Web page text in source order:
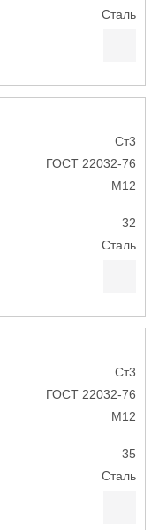
Сталь
Ст3
ГОСТ 22032-76
М12
32
Сталь
Ст3
ГОСТ 22032-76
М12
35
Сталь